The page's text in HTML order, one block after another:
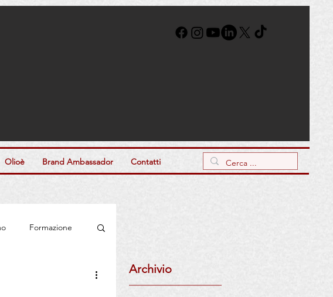
Olioè Brand Ambassador Contatti
Formazione
Le Donne del Archivio